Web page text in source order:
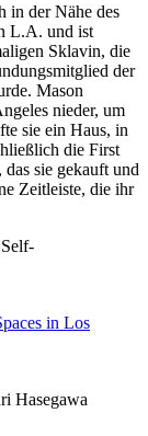
in der Nähe des
L.A. und ist
Sklavin, die
der
Mason
nieder, um
sie ein Haus, in
die First
sie gekauft und
Zeitleiste, die ihr
in Los
Hasegawa